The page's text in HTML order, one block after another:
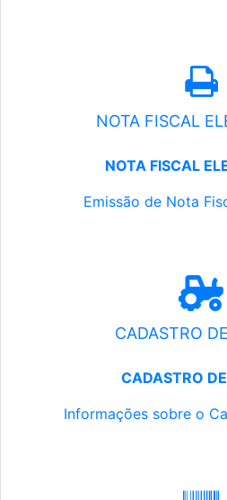
NOTA FISCAL
NOTA FISCAL
Emissão de Nota
CADASTRO
CADASTRO
Informações sobre o